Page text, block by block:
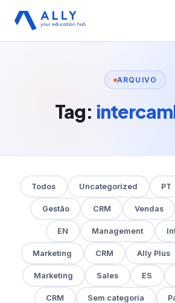
ARQUIVO
Tag:
Todos Uncategorized PT
Gestão CRM Vendas
EN Management
Marketing CRM Ally Plus
Marketing Sales ES
CRM Sem categoria